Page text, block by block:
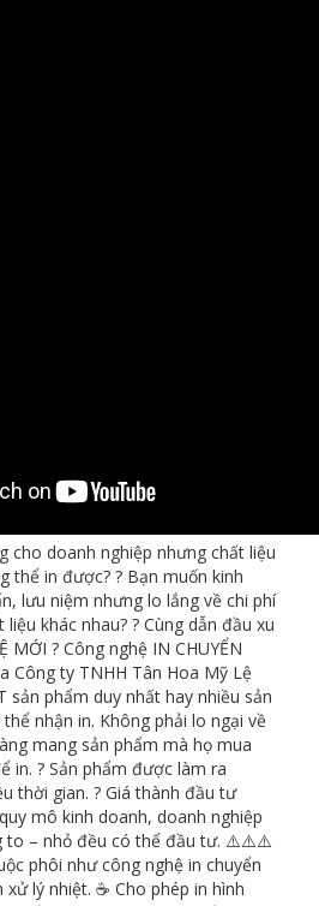
cho doanh nghiệp nhưng chất liệu
thể in được? ? Bạn muốn kinh
lưu niệm nhưng lo lắng về chi phí
khác nhau? ? Cùng dẫn đầu xu
MỚI ? Công nghệ IN CHUYỂN
Công ty TNHH Tân Hoa Mỹ Lệ
sản phẩm duy nhất hay nhiều sản
nhận in. Không phải lo ngại về
mang sản phẩm mà họ mua
in. ? Sản phẩm được làm ra
thời gian. ? Giá thành đầu tư
mô kinh doanh, doanh nghiệp
to – nhỏ đều có thể đầu tư. ⚠️⚠️⚠️
phôi như công nghệ in chuyển
xử lý nhiệt. ☕ Cho phép in hình